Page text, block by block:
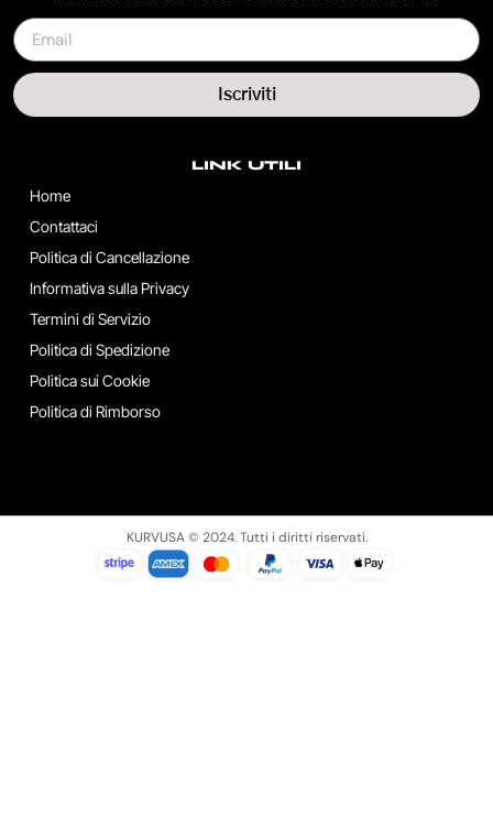
LINK UTILI
Home
Contattaci
Politica di Cancellazione
Informativa sulla Privacy
Termini di Servizio
Politica di Spedizione
Politica sui Cookie
Politica di Rimborso
Iscriviti
KURVUSA © 2024. Tutti i diritti riservati.